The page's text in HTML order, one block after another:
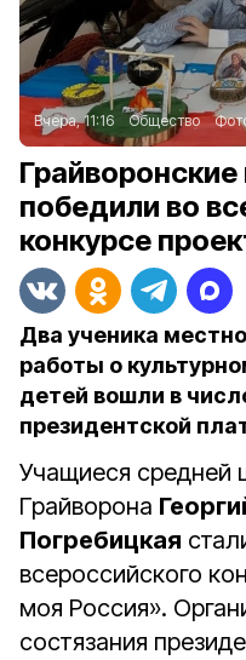
Вчера, 11:16 Общество
победили во
конкурсе
Два ученика
работы о
детей вошли в
президентской
Учащиеся средней
Грайворона
Погребицкая
всероссийского
моя Россия».
состязания